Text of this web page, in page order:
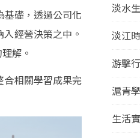
基礎，透過公司化
經營決策之中。
解。
合相關學習成果完
淡水
淡江
游擊
滬青學
生活